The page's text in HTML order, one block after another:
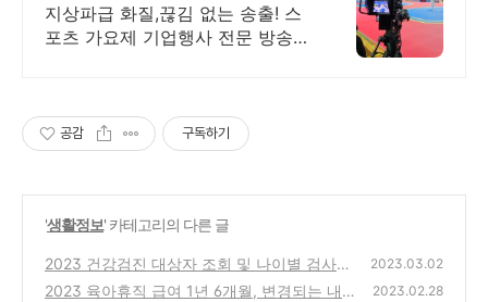
지상파급 화질,끊김 없는 송출! 스
포츠 가요제 기업행사 전문 방송중
공감 구독하기
'생활정보' 카테고리의 다른 글
2023 건강검진 대상자 조회 및 나이별 검사항
목
(0)
2023.03.02
2023 육아휴직 급여 1년 6개월, 변경되는 내
2023.02.28